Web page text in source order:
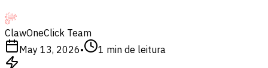
ClawOneClick Team
May 13, 2026• 1 min de leitura